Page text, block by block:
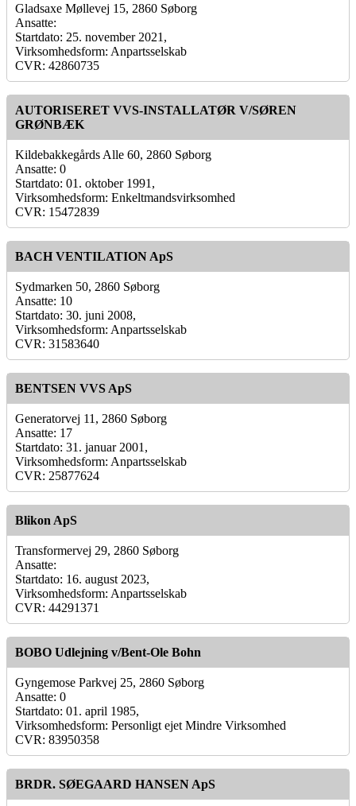
Gladsaxe Møllevej 15, 2860 Søborg
Ansatte:
Startdato: 25. november 2021,
Virksomhedsform: Anpartsselskab
CVR: 42860735
AUTORISERET VVS-INSTALLATØR V/SØREN
GRØNBÆK
Kildebakkegårds Alle 60, 2860 Søborg
Ansatte: 0
Startdato: 01. oktober 1991,
Virksomhedsform: Enkeltmandsvirksomhed
CVR: 15472839
BACH VENTILATION ApS
Sydmarken 50, 2860 Søborg
Ansatte: 10
Startdato: 30. juni 2008,
Virksomhedsform: Anpartsselskab
CVR: 31583640
BENTSEN VVS ApS
Generatorvej 11, 2860 Søborg
Ansatte: 17
Startdato: 31. januar 2001,
Virksomhedsform: Anpartsselskab
CVR: 25877624
Blikon ApS
Transformervej 29, 2860 Søborg
Ansatte:
Startdato: 16. august 2023,
Virksomhedsform: Anpartsselskab
CVR: 44291371
BOBO Udlejning v/Bent-Ole Bohn
Gyngemose Parkvej 25, 2860 Søborg
Ansatte: 0
Startdato: 01. april 1985,
Virksomhedsform: Personligt ejet Mindre Virksomhed
CVR: 83950358
BRDR. SØEGAARD HANSEN ApS